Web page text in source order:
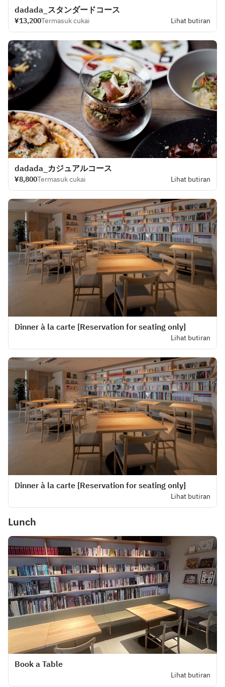
dadada_スタンダードコース
¥13,200Termasuk cukai Lihat butiran
dadada_カジュアルコース
¥8,800Termasuk cukai Lihat butiran
Dinner à la carte [Reservation for seating only]
Lihat butiran
Dinner à la carte [Reservation for seating only]
Lihat butiran
Lunch
Book a Table
Lihat butiran